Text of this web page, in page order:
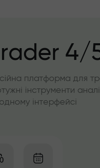
4/
платформа для
інструменти
інтерфейсі